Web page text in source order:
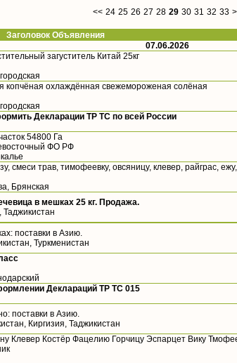
<< 24 25 26 27 28 29 30 31 32 33
Объявления
07.06.2026
загуститель Китай 25кг
копчёная охлаждённая свежемороженая солёная
Декларации ТР ТС по всей России
54800 Га
ФО РФ
смеси трав, тимофеевку, овсяницу, клевер, райграс,
Брянская
в мешках 25 кг. Продажа.
Таджикистан
поставки в Азию.
Туркменистан
Деклараций ТР ТС 015
поставки в Азию.
Киргизия, Таджикистан
Клевер Костёр Фацелию Горчицу Эспарцет Вику